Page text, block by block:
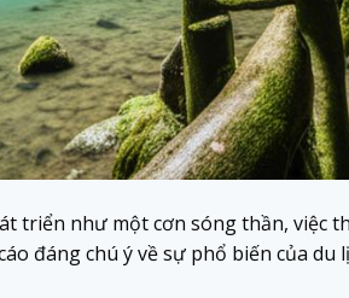
triển như một cơn sóng thần, việc
đáng chú ý về sự phổ biến của